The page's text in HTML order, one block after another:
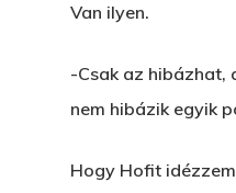
Van ilyen.
-Csak az hibázhat,
nem hibázik egyik
Hogy Hofit